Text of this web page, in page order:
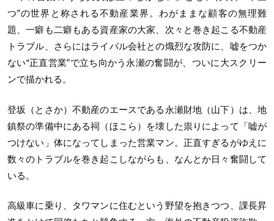
つ”の世界と称される不動産業界。わがままな顧客の無理難
題、一癖も二癖もある資産家の大家、次々と巻き起こる不動産
トラブル、さらにはライバル会社との熾烈な攻防に、嘘をつか
ない“正直営業”で立ち向かう永瀬の奮闘が、ついに大スクリー
ンで描かれる。
登坂（とさか）不動産のエースである永瀬財地（山下）は、地
鎮祭の準備中にある祠（ほこら）を壊した祟りによって「嘘が
つけない」体になってしまった営業マン。正直すぎるがゆえに
数々のトラブルを巻き起こしながらも、なんとか日々奮闘して
いる。
高級車に乗り、タワマンに住むという野望を抱きつつ、課長昇